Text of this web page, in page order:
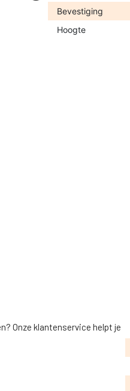
Bevestiging
Hoogte
Onze klantenservice helpt je